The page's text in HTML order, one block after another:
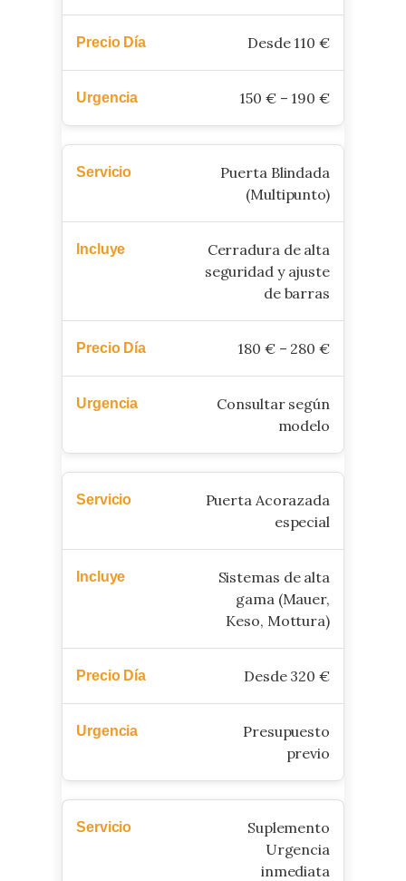
Desde 110 €
150 € – 190 €
Puerta Blindada
(Multipunto)
Cerradura de alta
seguridad y ajuste
de barras
180 € – 280 €
Consultar según
modelo
Puerta Acorazada
especial
Sistemas de alta
gama (Mauer,
Keso, Mottura)
Desde 320 €
Presupuesto
previo
Suplemento
Urgencia
inmediata